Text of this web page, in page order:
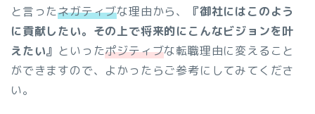
と言ったネガティブな理由から、
『御社にはこのよう
に貢献したい。その上で将来的にこんなビジョンを叶
えたい』 といったポジティブな転職理由に変えること
ができますので、よかったらご参考にしてみてくださ
い。